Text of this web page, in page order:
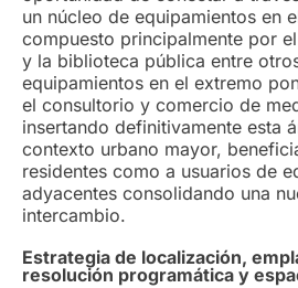
un núcleo de equipamientos en
compuesto principalmente por
y la biblioteca pública entre
equipamientos en el extremo
el consultorio y comercio de
insertando definitivamente esta
contexto urbano mayor,
residentes como a usuarios de
adyacentes consolidando una
intercambio.
Estrategia de localización,
resolución programática y